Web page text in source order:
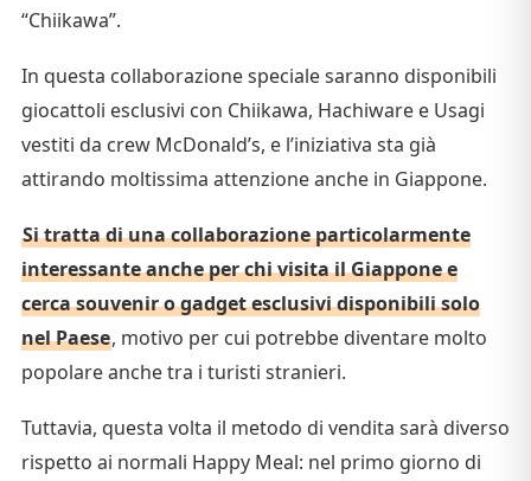
“Chiikawa”.
In questa collaborazione speciale saranno disponibili
giocattoli esclusivi con Chiikawa, Hachiware e Usagi
vestiti da crew McDonald’s, e l’iniziativa sta già
attirando moltissima attenzione anche in Giappone.
Si tratta di una collaborazione particolarmente
interessante anche per chi visita il Giappone e
cerca souvenir o gadget esclusivi disponibili solo
nel Paese, motivo per cui potrebbe diventare molto
popolare anche tra i turisti stranieri.
Tuttavia, questa volta il metodo di vendita sarà diverso
rispetto ai normali Happy Meal: nel primo giorno di